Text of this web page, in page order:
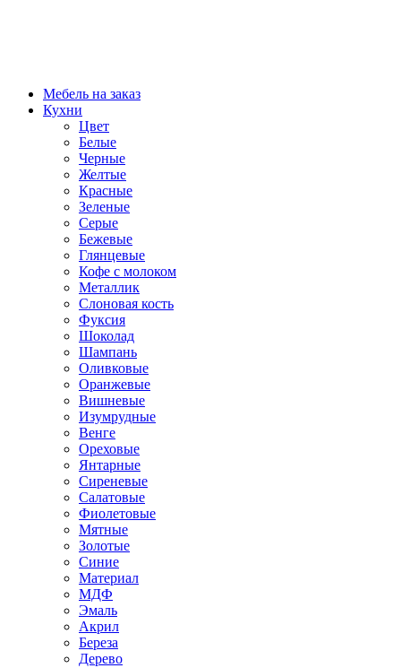
Мебель на заказ
Кухни
Цвет
Белые
Черные
Желтые
Красные
Зеленые
Серые
Бежевые
Глянцевые
Кофе с молоком
Металлик
Слоновая кость
Фуксия
Шоколад
Шампань
Оливковые
Оранжевые
Вишневые
Изумрудные
Венге
Ореховые
Янтарные
Сиреневые
Салатовые
Фиолетовые
Мятные
Золотые
Синие
Материал
МДФ
Эмаль
Акрил
Береза
Дерево